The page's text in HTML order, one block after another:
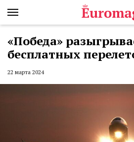
«Победа»
бесплатных
22 марта 2024